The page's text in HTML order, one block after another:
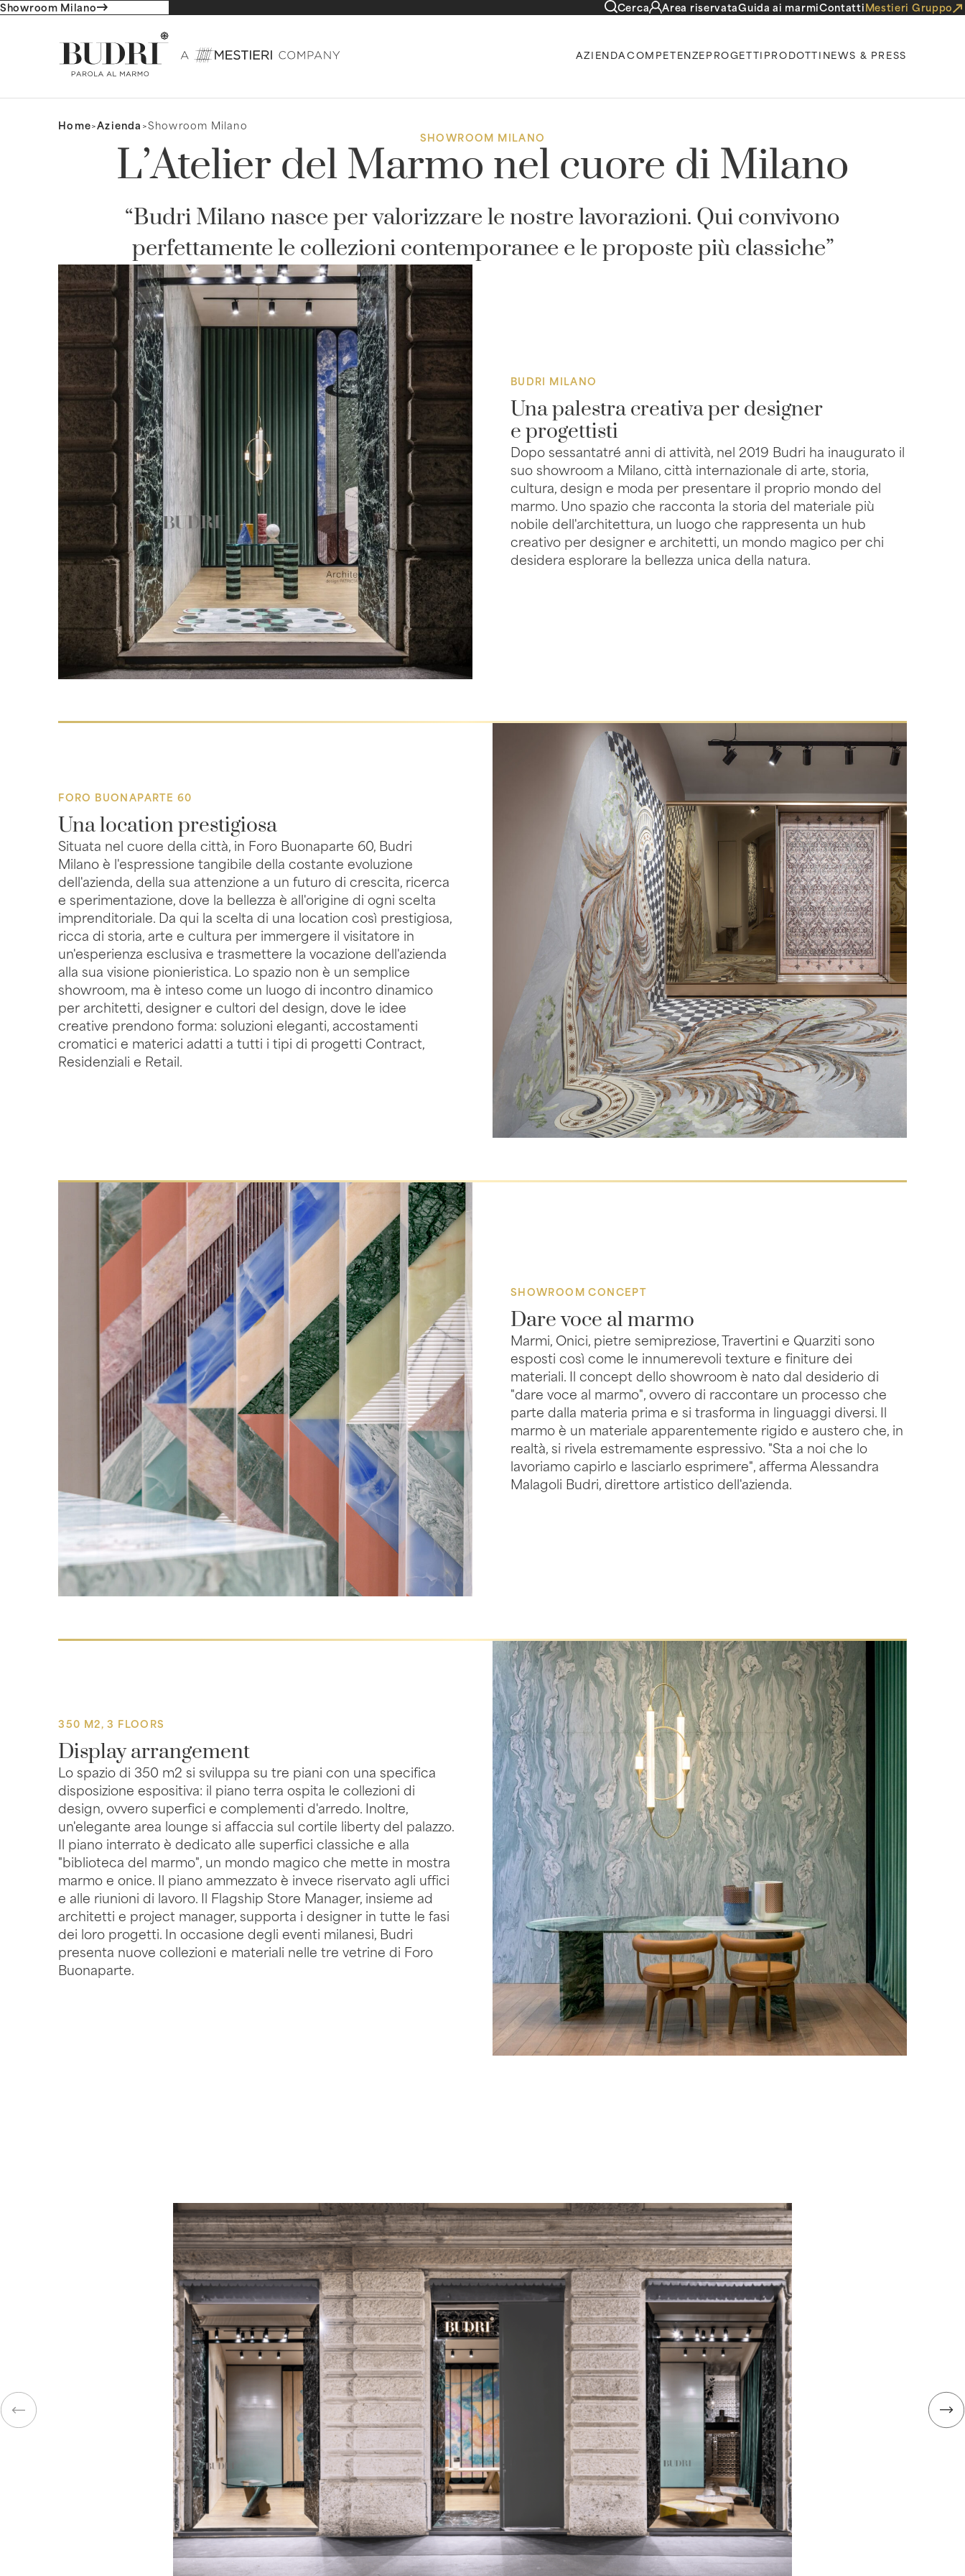
Showroom Milano Cerca Area riservataGuida ai marmiContattiMestieri Gruppo
AZIENDACOMPETENZEPROGETTIPRODOTTINEWS & PRESS
Home Azienda Showroom Milano
SHOWROOM MILANO
L’Atelier del Marmo nel cuore di Milano
“Budri Milano nasce per valorizzare le nostre lavorazioni. Qui convivono
perfettamente le collezioni contemporanee e le proposte più classiche”
BUDRI MILANO
Una palestra creativa per designer
e progettisti
Dopo sessantatré anni di attività, nel 2019 Budri ha inaugurato il
suo showroom a Milano, città internazionale di arte, storia,
cultura, design e moda per presentare il proprio mondo del
marmo. Uno spazio che racconta la storia del materiale più
nobile dell'architettura, un luogo che rappresenta un hub
creativo per designer e architetti, un mondo magico per chi
desidera esplorare la bellezza unica della natura.
FORO BUONAPARTE 60
Una location prestigiosa
Situata nel cuore della città, in Foro Buonaparte 60, Budri
Milano è l'espressione tangibile della costante evoluzione
dell'azienda, della sua attenzione a un futuro di crescita, ricerca
e sperimentazione, dove la bellezza è all'origine di ogni scelta
imprenditoriale. Da qui la scelta di una location così prestigiosa,
ricca di storia, arte e cultura per immergere il visitatore in
un'esperienza esclusiva e trasmettere la vocazione dell'azienda
alla sua visione pionieristica. Lo spazio non è un semplice
showroom, ma è inteso come un luogo di incontro dinamico
per architetti, designer e cultori del design, dove le idee
creative prendono forma: soluzioni eleganti, accostamenti
cromatici e materici adatti a tutti i tipi di progetti Contract,
Residenziali e Retail.
SHOWROOM CONCEPT
Dare voce al marmo
Marmi, Onici, pietre semipreziose, Travertini e Quarziti sono
esposti così come le innumerevoli texture e finiture dei
materiali. Il concept dello showroom è nato dal desiderio di
"dare voce al marmo", ovvero di raccontare un processo che
parte dalla materia prima e si trasforma in linguaggi diversi. Il
marmo è un materiale apparentemente rigido e austero che, in
realtà, si rivela estremamente espressivo. "Sta a noi che lo
lavoriamo capirlo e lasciarlo esprimere", afferma Alessandra
Malagoli Budri, direttore artistico dell'azienda.
350 M2, 3 FLOORS
Display arrangement
Lo spazio di 350 m2 si sviluppa su tre piani con una specifica
disposizione espositiva: il piano terra ospita le collezioni di
design, ovvero superfici e complementi d'arredo. Inoltre,
un'elegante area lounge si affaccia sul cortile liberty del palazzo.
Il piano interrato è dedicato alle superfici classiche e alla
"biblioteca del marmo", un mondo magico che mette in mostra
marmo e onice. Il piano ammezzato è invece riservato agli uffici
e alle riunioni di lavoro. Il Flagship Store Manager, insieme ad
architetti e project manager, supporta i designer in tutte le fasi
dei loro progetti. In occasione degli eventi milanesi, Budri
presenta nuove collezioni e materiali nelle tre vetrine di Foro
Buonaparte.